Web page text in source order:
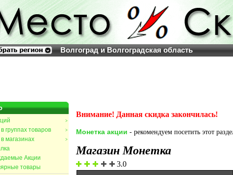
Волгоград и Волгоградская область
>
>
группах товаров
>
магазинах
Акции
товары
Внимание! Данная скидка закончилась!
Монетка акции - рекомендуем посетить этот
Магазин Монетка
3.0